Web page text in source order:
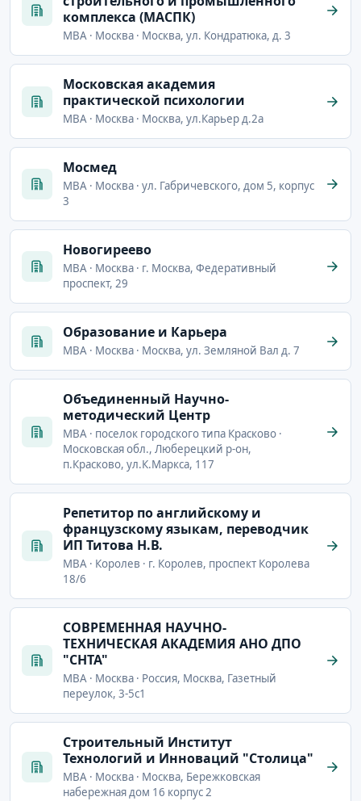
комплекса (МАСПК)
MBA · Москва · Москва, ул. Кондратюка, д. 3
Московская академия
практической психологии
MBA · Москва · Москва, ул.Карьер д.2а
Мосмед
MBA · Москва · ул. Габричевского, дом 5, корпус
3
Новогиреево
MBA · Москва · г. Москва, Федеративный
проспект, 29
Образование и Карьера
MBA · Москва · Москва, ул. Земляной Вал д. 7
Объединенный Научно-
методический Центр
MBA · поселок городского типа Красково ·
Московская обл., Люберецкий р-он,
п.Красково, ул.К.Маркса, 117
Репетитор по английскому и
французскому языкам, переводчик
ИП Титова Н.В.
MBA · Королев · г. Королев, проспект Королева
18/6
СОВРЕМЕННАЯ НАУЧНО-
ТЕХНИЧЕСКАЯ АКАДЕМИЯ АНО ДПО
"СНТА"
MBA · Москва · Россия, Москва, Газетный
переулок, 3-5с1
Строительный Институт
Технологий и Инноваций "Столица"
MBA · Москва · Москва, Бережковская
набережная дом 16 корпус 2